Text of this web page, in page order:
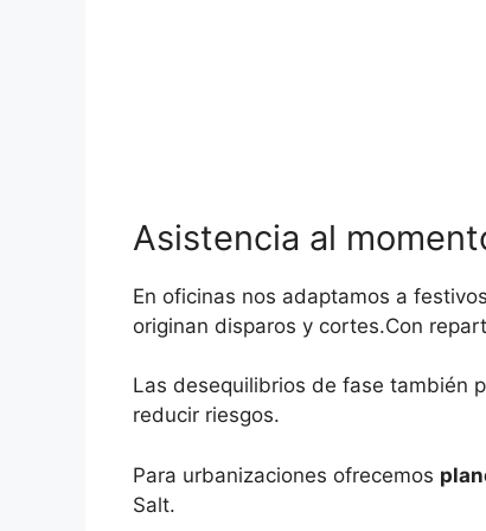
Asistencia al
En oficinas nos adaptamos a
originan disparos y cortes.Con
Las desequilibrios de fase también
reducir riesgos.
Para urbanizaciones ofrecemos
Salt.